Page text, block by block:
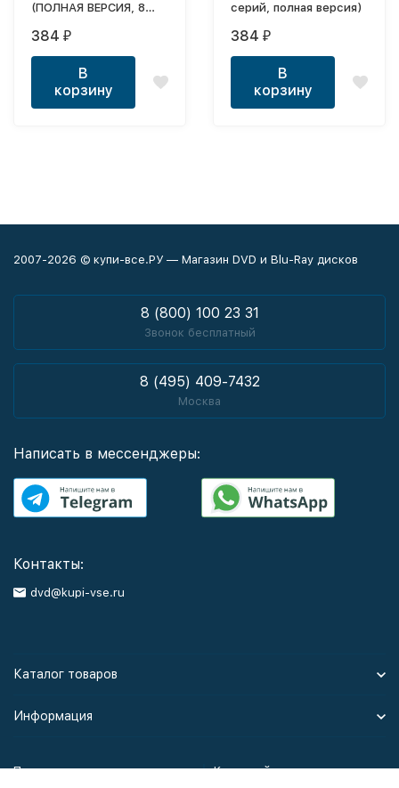
(ПОЛНАЯ ВЕРСИЯ, 8
384 ₽
В
корзину
серий, полная версия)
384 ₽
В
корзину
2007-2026 © купи-все.РУ — Магазин DVD и Blu-Ray дисков
8 (800) 100 23 31
Звонок бесплатный
8 (495) 409-7432
Москва
Написать в мессенджеры:
Контакты:
dvd@kupi-vse.ru
Каталог товаров
Информация
Политика персональных данных Карта сайта